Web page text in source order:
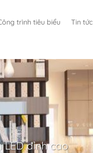
trình tiêu biểu Tin tức
đỉnh cao